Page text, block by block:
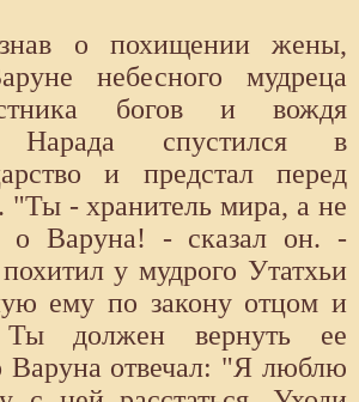
о похищении жены,
небесного мудреца
богов и вождя
Нарада спустился в
и предстал перед
"Ты - хранитель мира, а не
о Варуна! - сказал он. -
у мудрого Утатхьи
ему по закону отцом и
должен вернуть ее
отвечал: "Я люблю